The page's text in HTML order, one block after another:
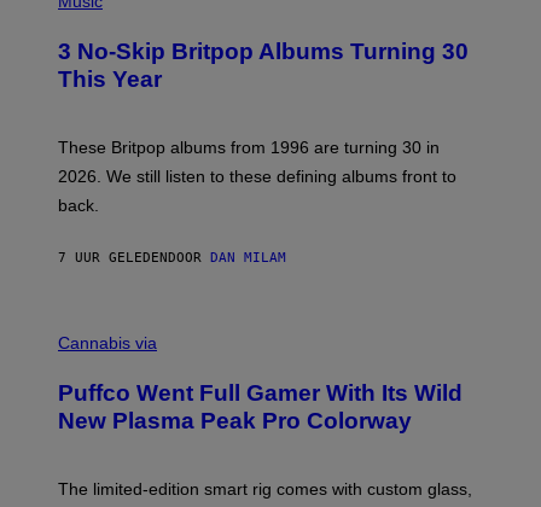
F
R
N
O
B
Y
E
S
V
A
I
N
E
T
T
M
3 No-Skip Britpop Albums Turning 30
This Year
These Britpop albums from 1996 are turning 30 in
2026. We still listen to these defining albums front to
back.
7 UUR GELEDEN DOOR DAN MILAM
O
T
E
S
F
Cannabis via
Puffco Went Full Gamer With Its Wild
New Plasma Peak Pro Colorway
The limited-edition smart rig comes with custom glass,